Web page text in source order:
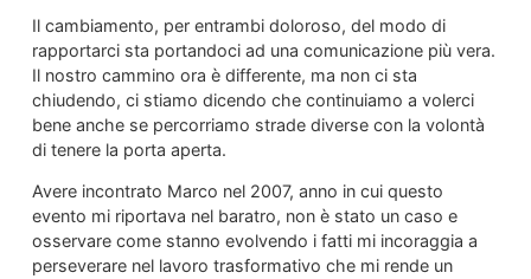
Il cambiamento, per entrambi doloroso, del modo di
rapportarci sta portandoci ad una comunicazione più vera.
Il nostro cammino ora è differente, ma non ci sta
chiudendo, ci stiamo dicendo che continuiamo a volerci
bene anche se percorriamo strade diverse con la volontà
di tenere la porta aperta.
Avere incontrato Marco nel 2007, anno in cui questo
evento mi riportava nel baratro, non è stato un caso e
osservare come stanno evolvendo i fatti mi incoraggia a
perseverare nel lavoro trasformativo che mi rende un